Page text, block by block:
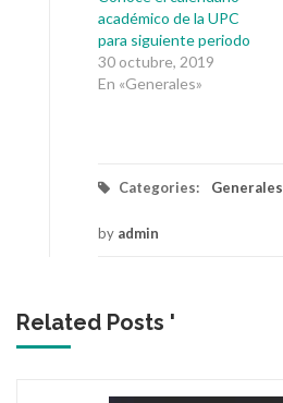
académico de la UPC
para siguiente periodo
30 octubre, 2019
En «Generales»
Categories: Generales
by admin
Related Posts '